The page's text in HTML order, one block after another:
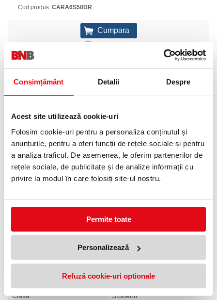
Consimțământ Detalii Despre
Acest site utilizează cookie-uri
Folosim cookie-uri pentru a personaliza conținutul și
anunțurile, pentru a oferi funcții de rețele sociale și pentru
a analiza traficul. De asemenea, le oferim partenerilor de
rețele sociale, de publicitate și de analize informații cu
privire la modul în care folosiți site-ul nostru.
Permite toate
Personalizează
Refuză cookie-uri optionale
Cod produs: CARA6S50DR
DR AR
Adauga in wishlist
· Format : A6
· Capacitate: 50 file
Format
Carnetel
48
Tip coperta
Carton
Clasa
Studenti